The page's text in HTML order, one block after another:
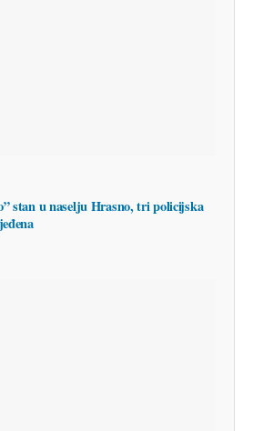
stan u naselju Hrasno, tri policijska